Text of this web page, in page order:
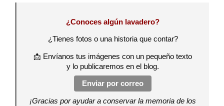
¿Conoces algún lavadero?
¿Tienes fotos o una historia que contar?
📩 Envíanos tus imágenes con un pequeño texto
y lo publicaremos en el blog.
Enviar por correo
¡Gracias por ayudar a conservar la memoria de los